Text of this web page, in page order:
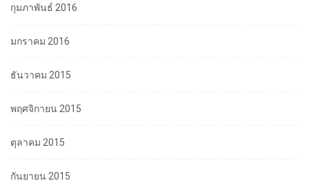
กุมภาพันธ์ 2016
มกราคม 2016
ธันวาคม 2015
พฤศจิกายน 2015
ตุลาคม 2015
กันยายน 2015